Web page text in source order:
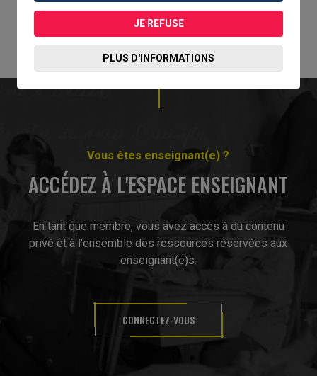
Vous êtes enseignant(e) ?
ACCÉDEZ À L'ESPACE ENSEIGNANT
En tant que membre, vous avez accès à du contenu
privé et à l'ensemble des ressources réservées aux
enseignant(e)s.
CONNECTEZ-VOUS
JE REFUSE
PLUS D'INFORMATIONS